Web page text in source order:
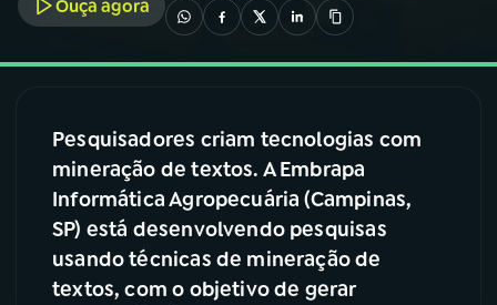
04PROGRAMAS
05 PODCASTS
Ouça agora
Pesquisadores criam tecnologias com
mineração de textos. A Embrapa
Informática Agropecuária (Campinas,
SP) está desenvolvendo pesquisas
usando técnicas de mineração de
textos, com o objetivo de gerar